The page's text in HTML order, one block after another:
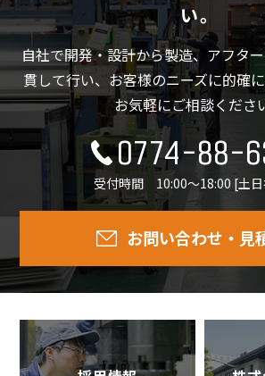
い。
自社で開発・設計から製造、アフタ
貫して行い、お客様のニーズに的確
お気軽にご相談くださ
0774-88-
受付時間 10:00～18:00 [土
お問い合わせ・見